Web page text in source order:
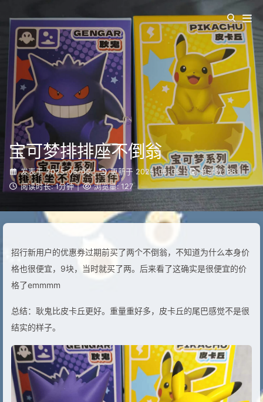
宝可梦排排座不倒翁
发表于 2025-05-05 | 更新于 2025-05-05 | 总字数: 88 |
阅读时长: 1分钟 | 浏览量: 127
招行新用户的优惠券过期前买了两个不倒翁，不知道为什么本身价
格也很便宜，9块，当时就买了两。后来看了这确实是很便宜的价
格了emmmm
总结：耿鬼比皮卡丘更好。重量重好多，皮卡丘的尾巴感觉不是很
结实的样子。